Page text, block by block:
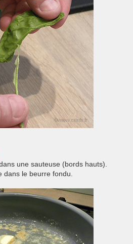
une sauteuse (bords hauts).
dans le beurre fondu.